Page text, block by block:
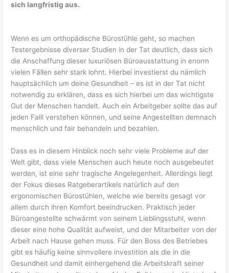
sich langfristig aus.
Wenn es um orthopädische Bürostühle geht, so machen
Testergebnisse diverser Studien in der Tat deutlich, dass sich
die Anschaffung dieser luxuriösen Büroausstattung in enorm
vielen Fällen sehr stark lohnt. Hierbei investierst du nämlich
hauptsächlich um deine Gesundheit – es ist in der Tat nicht
notwendig zu erklären, dass es sich hierbei um das wichtigste
Gut der Menschen handelt. Auch ein Arbeitgeber sollte das auf
jeden Falll verstehen können, und seine Angestellten demnach
menschlich und fair behandeln und bezahlen.
Dass es in diesem Hinblick noch sehr viele Probleme auf der
Welt gibt, dass viele Menschen auch heute noch ausgebeutet
werden, ist eine sehr tragische Angelegenheit. Allerdings liegt
der Fokus dieses Ratgeberartikels natürlich auf den
ergonomischen Bürostühlen, welche wie bereits gesagt vor
allem durch ihren Komfort beeindrucken. Praktisch jeder
Büroangestellte schwärmt von seinem Lieblingsstuhl, wenn
dieser eine hohe Qualität aufweist, und der Mitarbeiter von der
Arbeit nach Hause gehen muss. Für den Boss des Betriebes
gibt es häufig keine sinnvollere investition als die in die
Gesundheit und damit einhergehend die Arbeitskraft seiner